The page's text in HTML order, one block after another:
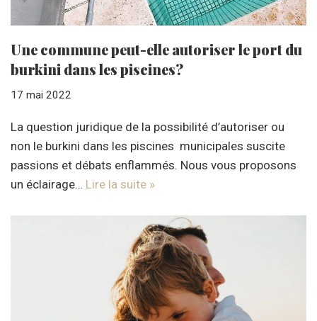
Une commune peut-elle autoriser le port du
burkini dans les piscines?
17 mai 2022
La question juridique de la possibilité d’autoriser ou
non le burkini dans les piscines municipales suscite
passions et débats enflammés. Nous vous proposons
un éclairage… Lire la suite »